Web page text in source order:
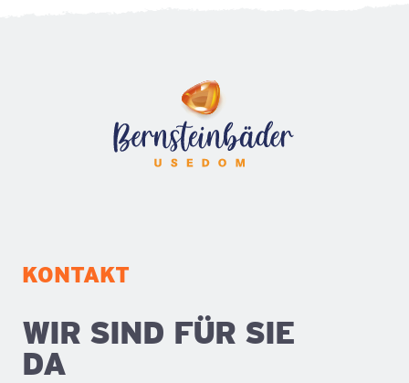
KONTAKT
WIR SIND FÜR SIE
DA